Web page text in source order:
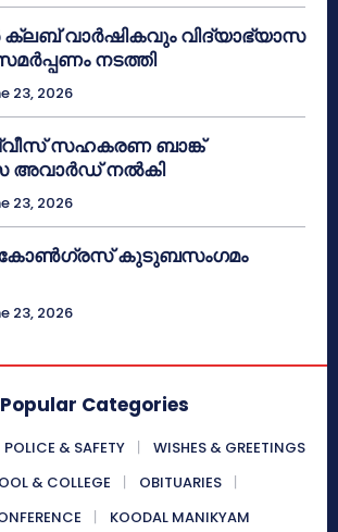
ക്ലബ് വാർഷികവും വിദ്യാഭ്യാസ
നടത്തി
23, 2026
സഹകരണ ബാങ്ക്
അവാർഡ് നൽകി
23, 2026
കോൺഗ്രസ് കുടുബസംഗമം
23, 2026
Popular Categories
POLICE & SAFETY
WISHES & GREETINGS
& COLLEGE
OBITUARIES
KOODAL MANIKYAM